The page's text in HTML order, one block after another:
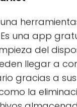
una app
del
llegar a
gracias a
la